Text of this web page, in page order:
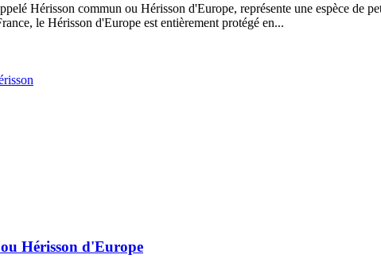
Hérisson commun ou Hérisson d'Europe, représente une espèce de
le Hérisson d'Europe est entièrement protégé en...
Hérisson d'Europe